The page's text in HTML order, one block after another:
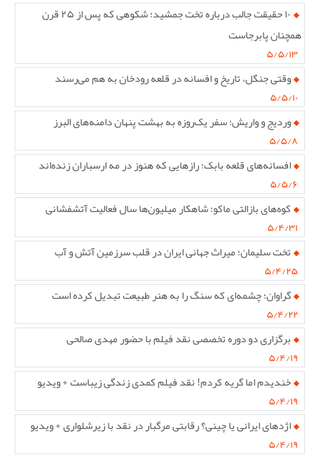
۱۰ حقیقت جالب درباره تخت جمشید؛ شکوهی که پس از ۲۵ قرن
همچنان پابرجاست
۵/۵/۱۳
وقتی جنگل، تاریخ و افسانه در قلعه رودخان به هم می‌رسند
۵/۵/۱۰
وردیج و واریش؛ سفر یک‌روزه به بهشت پنهان دامنه‌های البرز
۵/۵/۸
افسانه‌های قلعه بابک؛ رازهایی که هنوز در مه ارسباران زنده‌اند
۵/۵/۶
کوه‌های بازالتی ماکو؛ شاهکار میلیون‌ها سال فعالیت آتشفشانی
۵/۴/۳۱
تخت سلیمان؛ میراث جهانی ایران در قلب سرزمین آتش و آب
۵/۴/۲۵
گراوان؛ چشمه‌ای که سنگ را به هنر طبیعت تبدیل کرده است
۵/۴/۲۲
برگزاری دو دوره تخصصی نقد فیلم با حضور مهدی صالحی
۵/۴/۱۹
خندیدم اما گریه کردم! نقد فیلم کمدی زندگی زیباست + ویدیو
۵/۴/۱۹
اژدهای ایرانی یا چینی؟ رقابتی مرگبار در نقد با زیرشلواری + ویدیو
۵/۴/۱۹